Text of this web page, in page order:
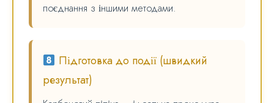
поєднання з іншими методами.
Підготовка до події (швидкий
результат)